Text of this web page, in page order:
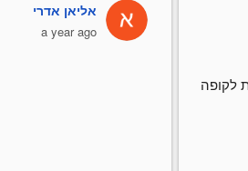
אליאן אדרי
a year ago